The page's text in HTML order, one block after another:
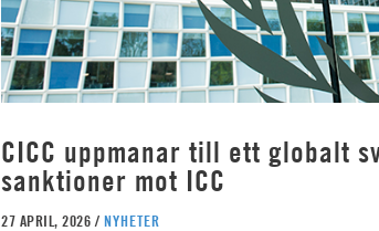
CICC uppmanar till ett globalt
sanktioner mot ICC
27 APRIL, 2026 / NYHETER